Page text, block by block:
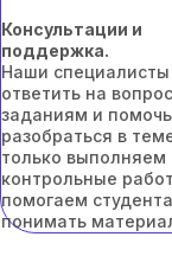
Консультации и
поддержка.
Наши специалисты
ответить на
заданиям и помочь
разобраться в
только выполняем
контрольные
помогаем
понимать